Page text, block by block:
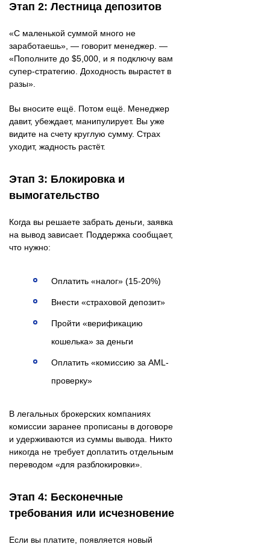
Этап 2: Лестница депозитов
«С маленькой суммой много не
заработаешь», — говорит менеджер. —
«Пополните до $5,000, и я подключу вам
супер-стратегию. Доходность вырастет в
разы».
Вы вносите ещё. Потом ещё. Менеджер
давит, убеждает, манипулирует. Вы уже
видите на счету круглую сумму. Страх
уходит, жадность растёт.
Этап 3: Блокировка и
вымогательство
Когда вы решаете забрать деньги, заявка
на вывод зависает. Поддержка сообщает,
что нужно:
Оплатить «налог» (15-20%)
Внести «страховой депозит»
Пройти «верификацию
кошелька» за деньги
Оплатить «комиссию за AML-
проверку»
В легальных брокерских компаниях
комиссии заранее прописаны в договоре
и удерживаются из суммы вывода. Никто
никогда не требует доплатить отдельным
переводом «для разблокировки».
Этап 4: Бесконечные
требования или исчезновение
Если вы платите, появляется новый